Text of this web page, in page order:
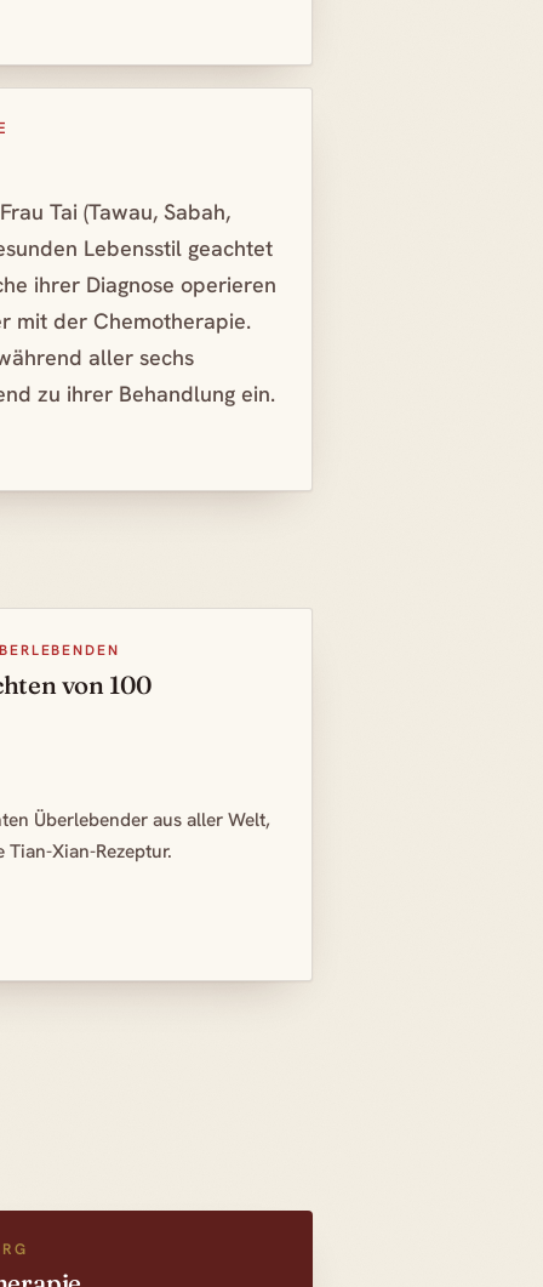
Tai (Tawau, Sabah,
Lebensstil geachtet
ihrer Diagnose operieren
mit der Chemotherapie.
aller sechs
zu ihrer Behandlung ein.
von 100
Überlebender aus aller Welt,
Xian-Rezeptur.